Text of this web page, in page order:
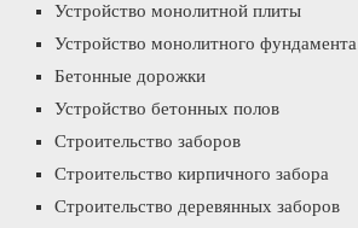
Устройство монолитной плиты
Устройство монолитного фундамента
Бетонные дорожки
Устройство бетонных полов
Строительство заборов
Строительство кирпичного забора
Строительство деревянных заборов